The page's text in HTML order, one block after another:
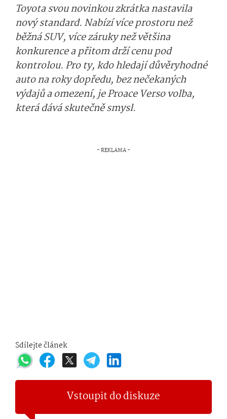
Toyota svou novinkou zkrátka nastavila
nový standard. Nabízí více prostoru než
běžná SUV, více záruky než většina
konkurence a přitom drží cenu pod
kontrolou. Pro ty, kdo hledají důvěryhodné
auto na roky dopředu, bez nečekaných
výdajů a omezení, je Proace Verso volba,
která dává skutečně smysl.
Sdílejte článek
Vstoupit do diskuze